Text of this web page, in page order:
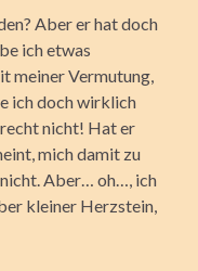
Aber er hat doch
ich etwas
meiner Vermutung,
ich doch wirklich
nicht! Hat er
mich damit zu
Aber… oh…, ich
kleiner Herzstein,